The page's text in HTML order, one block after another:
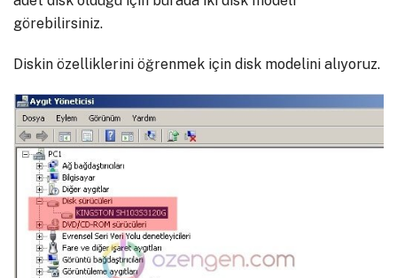
görebilirsiniz.
Diskin özelliklerini öğrenmek için disk modelini alıyoruz.